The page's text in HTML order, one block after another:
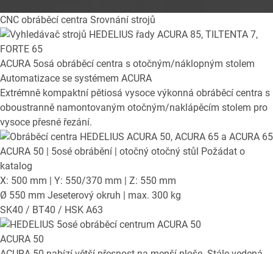
CNC obráběcí centra Srovnání strojů
ACURA 5osá obráběcí centra s otočným/náklopným stolem
Automatizace se systémem ACURA
Extrémně kompaktní pětiosá vysoce výkonná obráběcí centra s
oboustranně namontovaným otočným/naklápěcím stolem pro
vysoce přesné řezání.
ACURA 50 | 5osé obrábění | otočný otočný stůl Požádat o
katalog
X: 500 mm | Y: 550/370 mm | Z: 550 mm
Ø 550 mm Jeseterový okruh | max. 300 kg
SK40 / BT40 / HSK A63
ACURA 50